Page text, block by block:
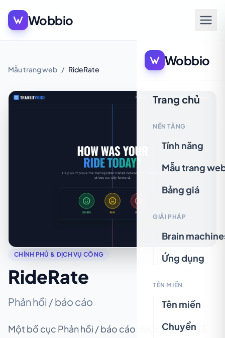
Wobbio
Wobbio
Trang chủ
NỀN TẢNG
Tính năng
Mẫu trang
Bảng giá
GIẢI PHÁP
Brain
Ứng dụng
TÊN MIỀN
Tên miền
Chuyển
Mẫu trang web / RideRate
CHÍNH PHỦ & DỊCH VỤ CÔNG
RideRate
Phản hồi / báo cáo
Một bố cục Phản hồi / báo cáo được thiết kế để